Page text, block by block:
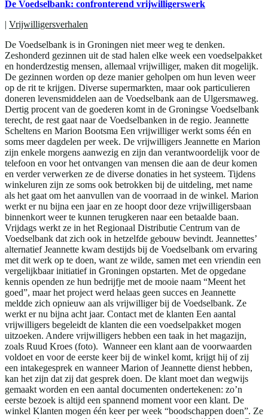
De Voedselbank: confronterend vrijwilligerswerk
| Vrijwilligersverhalen
De Voedselbank is in Groningen niet meer weg te denken.
Zeshonderd gezinnen uit de stad halen elke week een voedselpakket
en honderdzestig mensen, allemaal vrijwilliger, maken dit mogelijk.
De gezinnen worden op deze manier geholpen om hun leven weer
op de rit te krijgen. Diverse supermarkten, maar ook particulieren
doneren levensmiddelen aan de Voedselbank aan de Ulgersmaweg.
Dertig procent van de goederen komt in de Groningse Voedselbank
terecht, de rest gaat naar de Voedselbanken in de regio. Jeannette
Scheltens en Marion Bootsma Een vrijwilliger werkt soms één en
soms meer dagdelen per week. De vrijwilligers Jeannette en Marion
zijn enkele morgens aanwezig en zijn dan verantwoordelijk voor de
telefoon en voor het ontvangen van mensen die aan de deur komen
en verder verwerken ze de diverse donaties in het systeem. Tijdens
winkeluren zijn ze soms ook betrokken bij de uitdeling, met name
als het gaat om het aanvullen van de voorraad in de winkel. Marion
werkt er nu bijna een jaar en ze hoopt door deze vrijwilligersbaan
binnenkort weer te kunnen terugkeren naar een betaalde baan.
Vrijdags werkt ze in het Regionaal Distributie Centrum van de
Voedselbank dat zich ook in hetzelfde gebouw bevindt. Jeannettes’
alternatief Jeannette kwam destijds bij de Voedselbank om ervaring
met dit werk op te doen, want ze wilde, samen met een vriendin een
vergelijkbaar initiatief in Groningen opstarten. Met de opgedane
kennis openden ze hun bedrijfje met de mooie naam “Meent het
goed”, maar het project werd helaas geen succes en Jeannette
meldde zich opnieuw aan als vrijwilliger bij de Voedselbank. Ze
werkt er nu bijna acht jaar. Contact met de klanten Een aantal
vrijwilligers begeleidt de klanten die een voedselpakket mogen
uitzoeken. Andere vrijwilligers hebben een taak in het magazijn,
zoals Ruud Kroes (foto). Wanneer een klant aan de voorwaarden
voldoet en voor de eerste keer bij de winkel komt, krijgt hij of zij
een intakegesprek en wanneer Marion of Jeannette dienst hebben,
kan het zijn dat zij dat gesprek doen. De klant moet dan wegwijs
gemaakt worden en een aantal documenten ondertekenen: zo’n
eerste bezoek is altijd een spannend moment voor een klant. De
winkel Klanten mogen één keer per week “boodschappen doen”. Ze